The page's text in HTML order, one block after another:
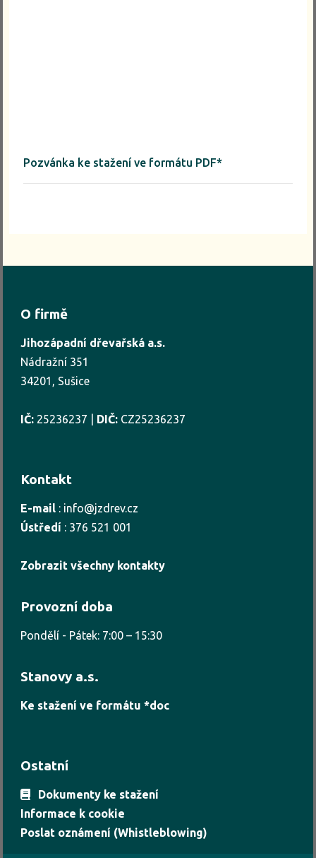
Pozvánka ke stažení ve formátu PDF*
O firmě
Jihozápadní dřevařská a.s.
Nádražní 351
34201, Sušice
IČ: 25236237 | DIČ: CZ25236237
Kontakt
E-mail : info@jzdrev.cz
Ústředí : 376 521 001
Zobrazit všechny kontakty
Provozní doba
Pondělí - Pátek: 7:00 – 15:30
Stanovy a.s.
Ke stažení ve formátu *doc
Ostatní
Dokumenty ke stažení
Informace k cookie
Poslat oznámení (Whistleblowing)